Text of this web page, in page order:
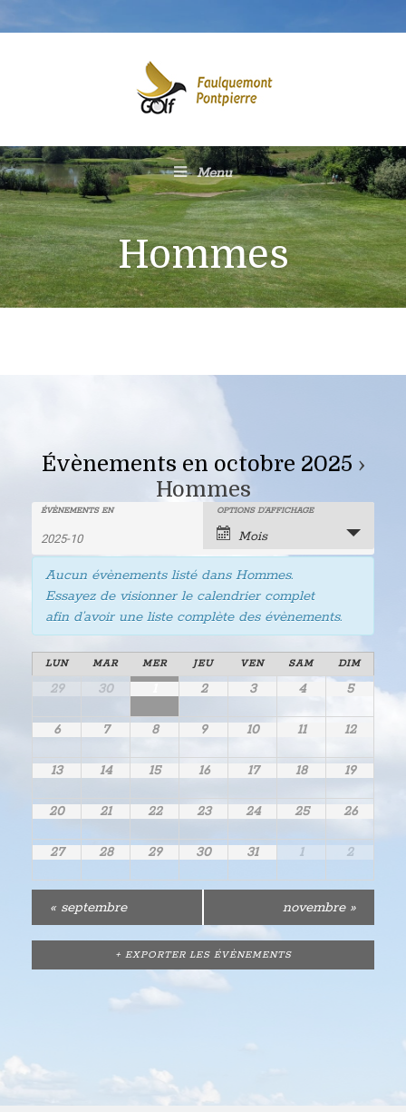
Menu
Hommes
Évènements en octobre 2025 ›
Hommes
Recherche
et
navigation
de
vues
Évènements
Rechercher
Évènements
ÉVÈNEMENTS EN
Navigation
de
vues
évènement
OPTIONS D’AFFICHAGE
Mois
Aucun évènements listé dans Hommes.
Essayez de visionner le calendrier complet
afin d’avoir une liste complète des évènements.
Calendrier
Évènements
Calendrier
LUN MAR MER JEU VEN SAM DIM
29 30 2 3 4 5
6 7 8 9 10 11 12
13 14 15 16 17 18 19
20 21 22 23 24 25 26
27 28 29 30 31 1 2
«septembre novembre »
+ EXPORTER LES ÉVÈNEMENTS